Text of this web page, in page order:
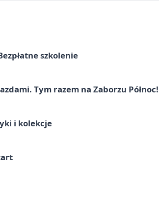
szkolenie
Tym razem na Zaborzu Północ!
i kolekcje